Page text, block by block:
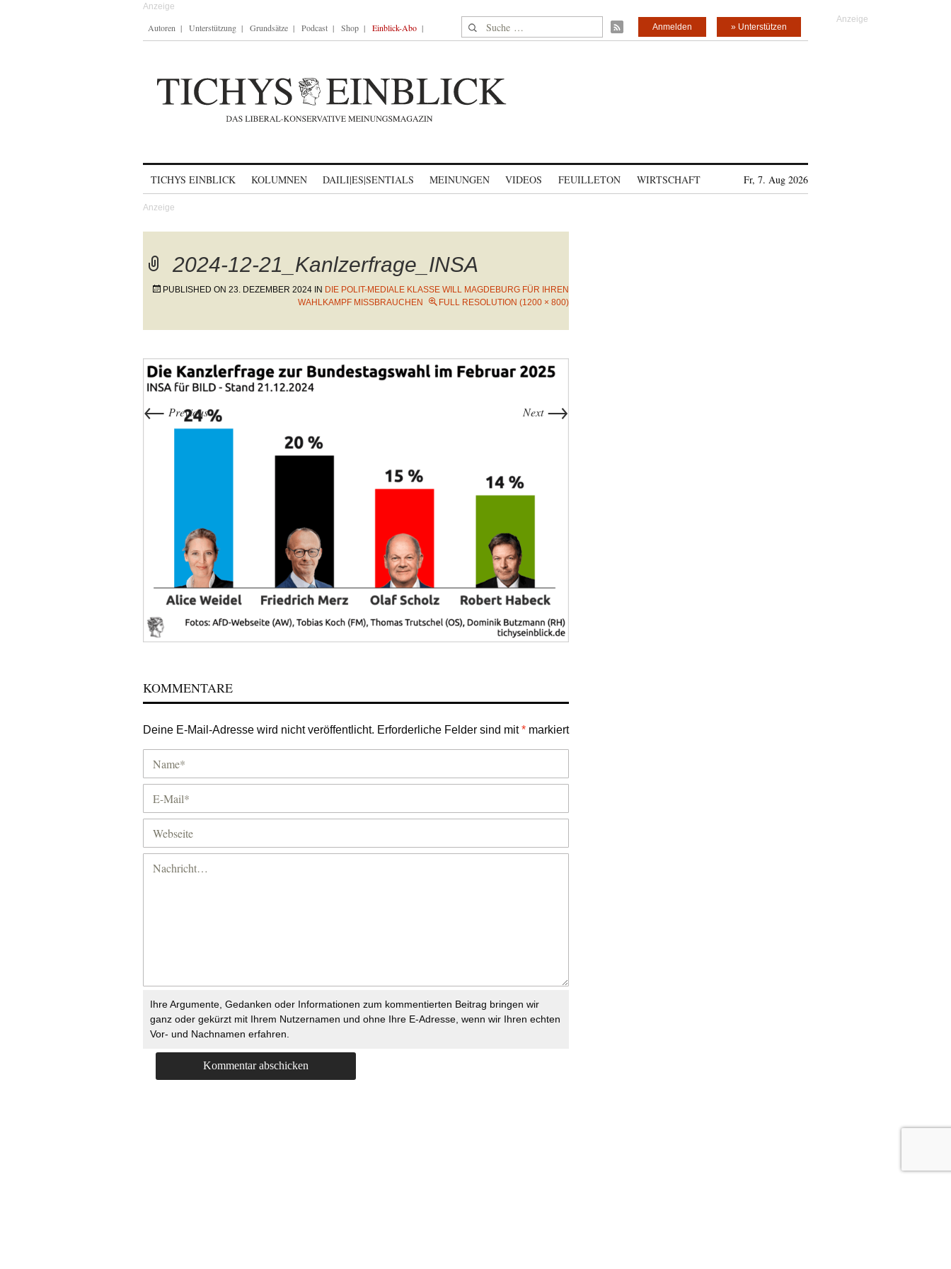
Autoren Unterstützung Grundsätze Podcast Shop Einblick-Abo Suche nach: » Unterstützen
Anmelden
TICHYS EINBLICK KOLUMNEN DAILI|ES|SENTIALS MEINUNGEN VIDEOS FEUILLETON WIRTSCHAFT Fr, 7. Aug 2026
2024-12-21_Kanlzerfrage_INSA
PUBLISHED ON 23. DEZEMBER 2024 IN DIE POLIT-MEDIALE KLASSE WILL MAGDEBURG FÜR IHREN
WAHLKAMPF MISSBRAUCHEN
FULL RESOLUTION (1200 × 800)
← Previous Next →
KOMMENTARE
Deine E-Mail-Adresse wird nicht veröffentlicht. Erforderliche Felder sind mit* markiert
Ihre Argumente, Gedanken oder Informationen zum kommentierten Beitrag bringen wir
ganz oder gekürzt mit Ihrem Nutzernamen und ohne Ihre E-Adresse, wenn wir Ihren echten
Vor- und Nachnamen erfahren.